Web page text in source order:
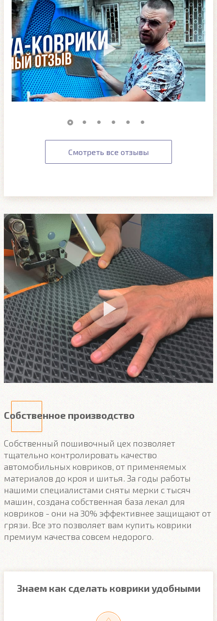
Смотреть все отзывы
Собственное производство
Собственный пошивочный цех позволяет
тщательно контролировать качество
автомобильных ковриков, от применяемых
материалов до кроя и шитья. За годы работы
нашими специалистами сняты мерки с тысяч
машин, создана собственная база лекал для
ковриков - они на 30% эффективнее защищают от
грязи. Все это позволяет вам купить коврики
премиум качества совсем недорого.
Знаем как сделать коврики удобными